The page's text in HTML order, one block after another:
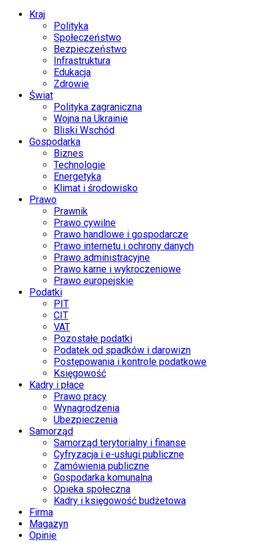
Kraj
Polityka
Społeczeństwo
Bezpieczeństwo
Infrastruktura
Edukacja
Zdrowie
Świat
Polityka zagraniczna
Wojna na Ukrainie
Bliski Wschód
Gospodarka
Biznes
Technologie
Energetyka
Klimat i środowisko
Prawo
Prawnik
Prawo cywilne
Prawo handlowe i gospodarcze
Prawo internetu i ochrony danych
Prawo administracyjne
Prawo karne i wykroczeniowe
Prawo europejskie
Podatki
PIT
CIT
VAT
Pozostałe podatki
Podatek od spadków i darowizn
Postępowania i kontrole podatkowe
Księgowość
Kadry i płace
Prawo pracy
Wynagrodzenia
Ubezpieczenia
Samorząd
Samorząd terytorialny i finanse
Cyfryzacja i e-usługi publiczne
Zamówienia publiczne
Gospodarka komunalna
Opieka społeczna
Kadry i księgowość budżetowa
Firma
Magazyn
Opinie